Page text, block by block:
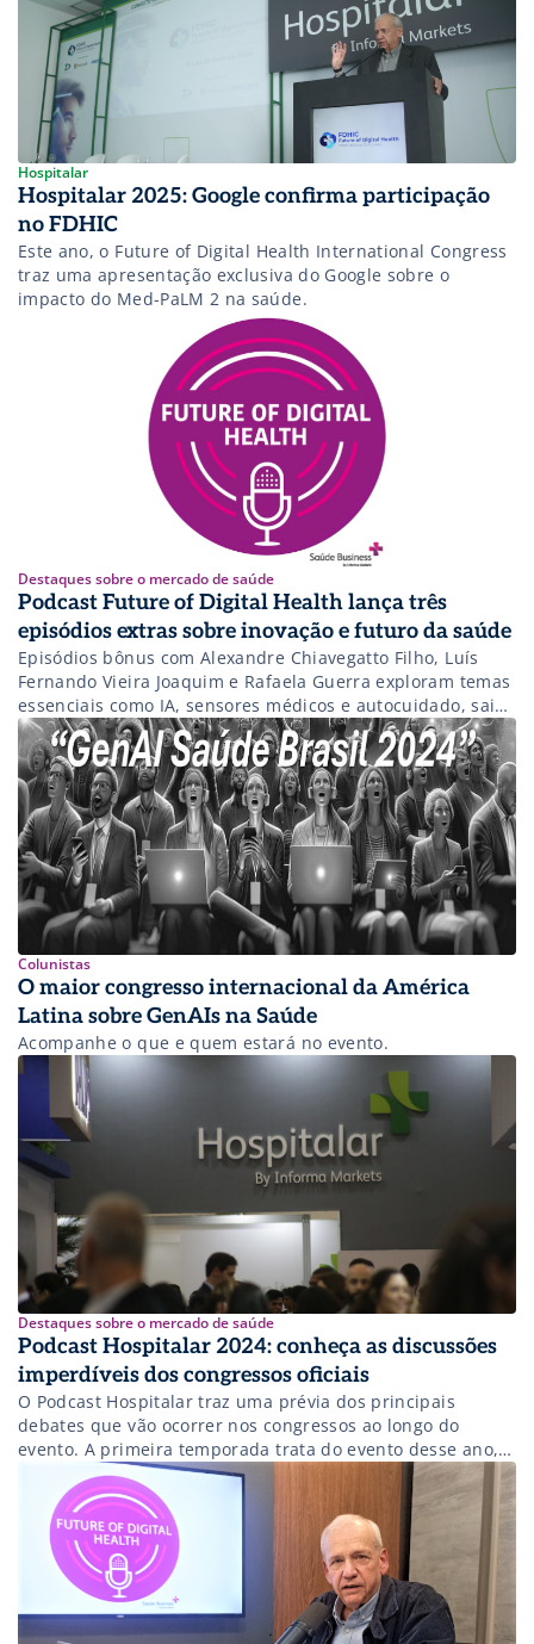
Hospitalar
Hospitalar 2025: Google confirma participação
no FDHIC
Este ano, o Future of Digital Health International Congress
traz uma apresentação exclusiva do Google sobre o
impacto do Med-PaLM 2 na saúde.
Destaques sobre o mercado de saúde
Podcast Future of Digital Health lança três
episódios extras sobre inovação e futuro da saúde
Episódios bônus com Alexandre Chiavegatto Filho, Luís
Fernando Vieira Joaquim e Rafaela Guerra exploram temas
essenciais como IA, sensores médicos e autocuidado, saiba
mais sobre o conteúdo do podcast!
Colunistas
O maior congresso internacional da América
Latina sobre GenAIs na Saúde
Acompanhe o que e quem estará no evento.
Destaques sobre o mercado de saúde
Podcast Hospitalar 2024: conheça as discussões
imperdíveis dos congressos oficiais
O Podcast Hospitalar traz uma prévia dos principais
debates que vão ocorrer nos congressos ao longo do
evento. A primeira temporada trata do evento desse ano,
dividida em 4 episódios com convidados diferentes em
cada uma. Saiba mais!